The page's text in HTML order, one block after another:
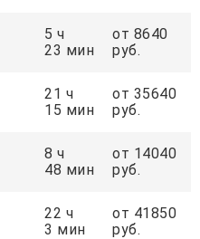
5 ч
23 мин
от 8640
руб.
21 ч
15 мин
от 35640
руб.
8 ч
48 мин
от 14040
руб.
22 ч
3 мин
от 41850
руб.